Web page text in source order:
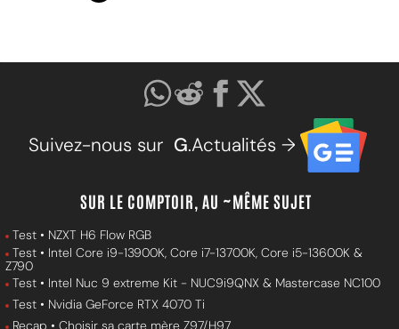
Suivez-nous sur G.Actualités →
SUR LE COMPTOIR, AU ~MÊME SUJET
Test • NZXT H6 Flow RGB
Test • Intel Core i9-13900K, Core i7-13700K, Core i5-13600K &
Z790
Test • Intel Nuc 9 extreme Kit - NUC9i9QNX & Mastercase NC100
Test • Nvidia GeForce RTX 4070 Ti
Recap • Choisir sa carte mère Z97/H97